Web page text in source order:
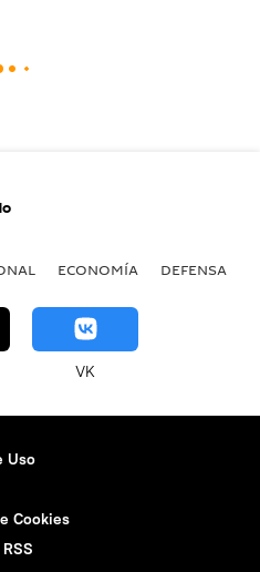
ECONOMÍA DEFENSA
VK
Uso
Cookies
RSS